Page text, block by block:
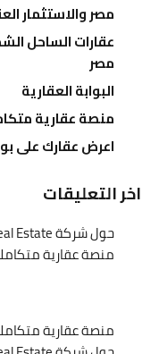
مصر والاستثمار
عقارات الساحل
مصر
البوابة العقارية
منصة عقارية
اعرض عقارك على
اخر التعليقات
حول شركة Gate Masr Real Estate - بوابة مصر العقارية
منصة عقارية
منصة عقارية